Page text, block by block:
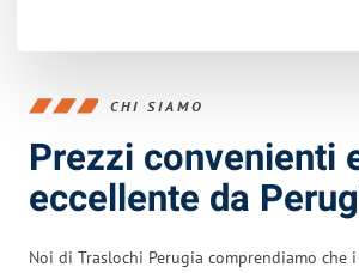
CHI SIAMO
Prezzi convenienti
eccellente da
Noi di Traslochi Perugia comprendiamo che